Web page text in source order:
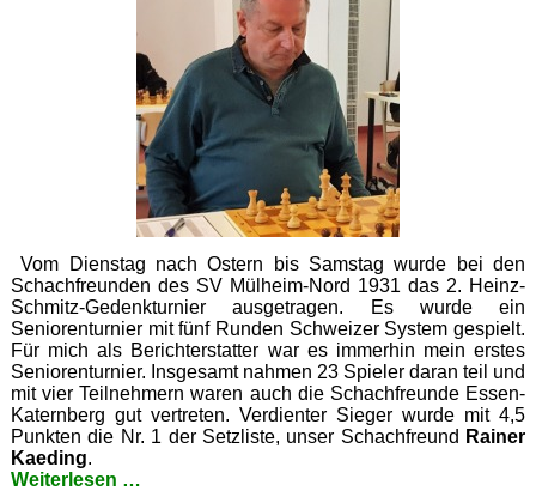
Vom Dienstag nach Ostern bis Samstag wurde bei den
Schachfreunden des SV Mülheim-Nord 1931 das 2. Heinz-
Schmitz-Gedenkturnier ausgetragen. Es wurde ein
Seniorenturnier mit fünf Runden Schweizer System gespielt.
Für mich als Berichterstatter war es immerhin mein erstes
Seniorenturnier. Insgesamt nahmen 23 Spieler daran teil und
mit vier Teilnehmern waren auch die Schachfreunde Essen-
Katernberg gut vertreten. Verdienter Sieger wurde mit 4,5
Punkten die Nr. 1 der Setzliste, unser Schachfreund Rainer
Kaeding.
Weiterlesen …